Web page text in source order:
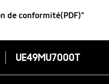
de conformité(PDF)"
UE49MU7000T